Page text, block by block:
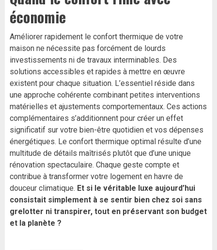
économie
Améliorer rapidement le confort thermique de votre
maison ne nécessite pas forcément de lourds
investissements ni de travaux interminables. Des
solutions accessibles et rapides à mettre en œuvre
existent pour chaque situation. L’essentiel réside dans
une approche cohérente combinant petites interventions
matérielles et ajustements comportementaux. Ces actions
complémentaires s’additionnent pour créer un effet
significatif sur votre bien-être quotidien et vos dépenses
énergétiques. Le confort thermique optimal résulte d’une
multitude de détails maîtrisés plutôt que d’une unique
rénovation spectaculaire. Chaque geste compte et
contribue à transformer votre logement en havre de
douceur climatique. Et si le véritable luxe aujourd’hui
consistait simplement à se sentir bien chez soi sans
grelotter ni transpirer, tout en préservant son budget
et la planète ?